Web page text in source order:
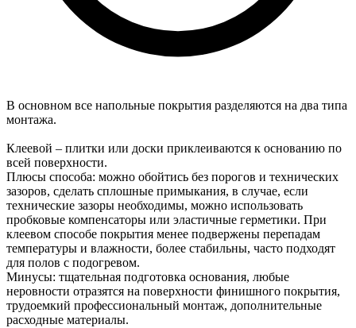
В основном все напольные покрытия разделяются на два типа
монтажа.
Клеевой – плитки или доски приклеиваются к основанию по
всей поверхности.
Плюсы способа: можно обойтись без порогов и технических
зазоров, сделать сплошные примыкания, в случае, если
технические зазоры необходимы, можно использовать
пробковые компенсаторы или эластичные герметики. При
клеевом способе покрытия менее подвержены перепадам
температуры и влажности, более стабильны, часто подходят
для полов с подогревом.
Минусы: тщательная подготовка основания, любые
неровности отразятся на поверхности финишного покрытия,
трудоемкий профессиональный монтаж, дополнительные
расходные материалы.